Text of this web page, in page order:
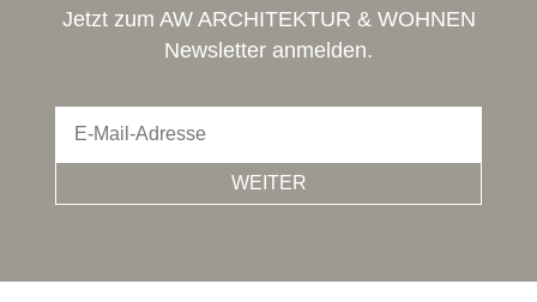
Jetzt zum AW ARCHITEKTUR & WOHNEN
Newsletter anmelden.
WEITER